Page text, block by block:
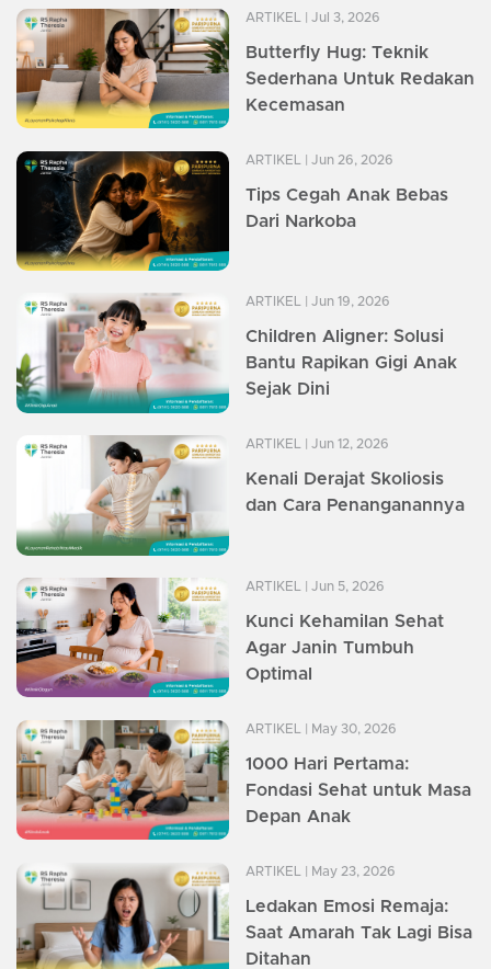
ARTIKEL | Jul 3, 2026
Butterfly Hug: Teknik
Sederhana Untuk Redakan
Kecemasan
ARTIKEL | Jun 26, 2026
Tips Cegah Anak Bebas
Dari Narkoba
ARTIKEL | Jun 19, 2026
Children Aligner: Solusi
Bantu Rapikan Gigi Anak
Sejak Dini
ARTIKEL | Jun 12, 2026
Kenali Derajat Skoliosis
dan Cara Penanganannya
ARTIKEL | Jun 5, 2026
Kunci Kehamilan Sehat
Agar Janin Tumbuh
Optimal
ARTIKEL | May 30, 2026
1000 Hari Pertama:
Fondasi Sehat untuk Masa
Depan Anak
ARTIKEL | May 23, 2026
Ledakan Emosi Remaja:
Saat Amarah Tak Lagi Bisa
Ditahan